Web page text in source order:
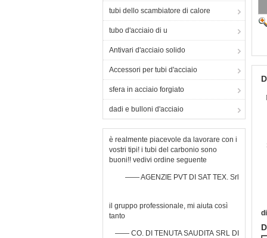
tubi dello scambiatore di calore
tubo d'acciaio di u
Antivari d'acciaio solido
Accessori per tubi d'acciaio
sfera in acciaio forgiato
dadi e bulloni d'acciaio
è realmente piacevole da lavorare con i
vostri tipi! i tubi del carbonio sono
buoni!! vedivi ordine seguente
—— AGENZIE PVT DI SAT TEX. Srl
il gruppo professionale, mi aiuta così
tanto
—— CO. DI TENUTA SAUDITA SRL DI